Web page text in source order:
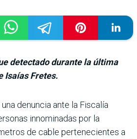
detectado durante la última
Isaías Fretes.
denuncia ante la Fis­calía
innominadas por la
de cable pertenecientes a